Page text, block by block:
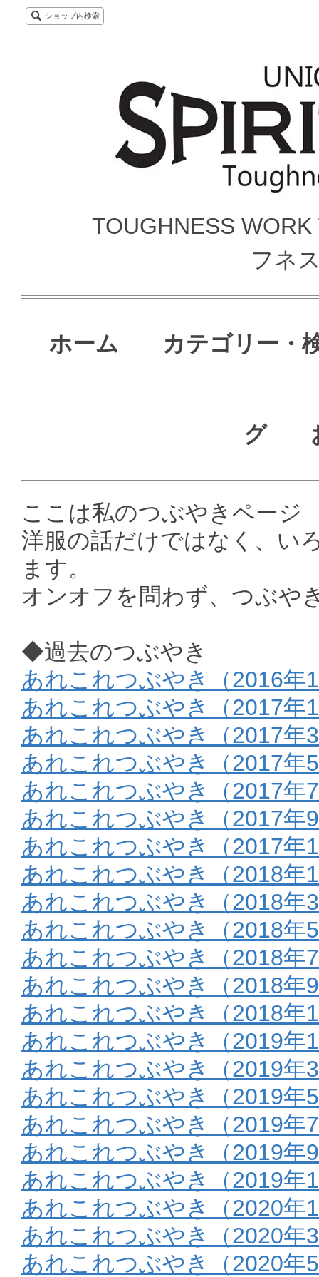
ショップ内検索
TOUGHNESS
フネ
ホーム カテゴリー・
グ
ここは私のつぶやきページ
洋服の話だけではなく、い
ます。
オンオフを問わず、つぶや
◆過去のつぶやき
あれこれつぶやき（2016年
あれこれつぶやき（2017年
あれこれつぶやき（2017年
あれこれつぶやき（2017年
あれこれつぶやき（2017年
あれこれつぶやき（2017年
あれこれつぶやき（2017年
あれこれつぶやき（2018年
あれこれつぶやき（2018年
あれこれつぶやき（2018年
あれこれつぶやき（2018年
あれこれつぶやき（2018年
あれこれつぶやき（2018年
あれこれつぶやき（2019年
あれこれつぶやき（2019年
あれこれつぶやき（2019年
あれこれつぶやき（2019年
あれこれつぶやき（2019年
あれこれつぶやき（2019年
あれこれつぶやき（2020年
あれこれつぶやき（2020年
あれこれつぶやき（2020年